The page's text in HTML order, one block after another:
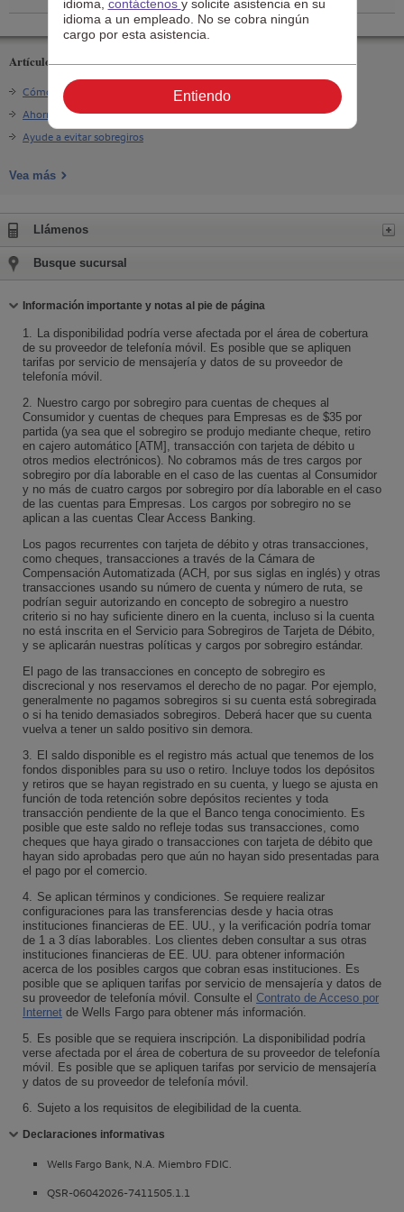
Artículos relacionados
Cómo separar sus ahorros primero
Ahorrar para una emergencia
Ayude a evitar sobregiros
Vea más
Llámenos
Busque sucursal
Información importante y notas al pie de página
1. La disponibilidad podría verse afectada por el área de cobertura
de su proveedor de telefonía móvil. Es posible que se apliquen
tarifas por servicio de mensajería y datos de su proveedor de
telefonía móvil.
2. Nuestro cargo por sobregiro para cuentas de cheques al
Consumidor y cuentas de cheques para Empresas es de $35 por
partida (ya sea que el sobregiro se produjo mediante cheque, retiro
en cajero automático [ATM], transacción con tarjeta de débito u
otros medios electrónicos). No cobramos más de tres cargos por
sobregiro por día laborable en el caso de las cuentas al Consumidor
y no más de cuatro cargos por sobregiro por día laborable en el caso
de las cuentas para Empresas. Los cargos por sobregiro no se
aplican a las cuentas Clear Access Banking.
Los pagos recurrentes con tarjeta de débito y otras transacciones,
como cheques, transacciones a través de la Cámara de
Compensación Automatizada (ACH, por sus siglas en inglés) y otras
transacciones usando su número de cuenta y número de ruta, se
podrían seguir autorizando en concepto de sobregiro a nuestro
criterio si no hay suficiente dinero en la cuenta, incluso si la cuenta
no está inscrita en el Servicio para Sobregiros de Tarjeta de Débito,
y se aplicarán nuestras políticas y cargos por sobregiro estándar.
El pago de las transacciones en concepto de sobregiro es
discrecional y nos reservamos el derecho de no pagar. Por ejemplo,
generalmente no pagamos sobregiros si su cuenta está sobregirada
o si ha tenido demasiados sobregiros. Deberá hacer que su cuenta
vuelva a tener un saldo positivo sin demora.
3. El saldo disponible es el registro más actual que tenemos de los
fondos disponibles para su uso o retiro. Incluye todos los depósitos
y retiros que se hayan registrado en su cuenta, y luego se ajusta en
función de toda retención sobre depósitos recientes y toda
transacción pendiente de la que el Banco tenga conocimiento. Es
posible que este saldo no refleje todas sus transacciones, como
cheques que haya girado o transacciones con tarjeta de débito que
hayan sido aprobadas pero que aún no hayan sido presentadas para
el pago por el comercio.
4. Se aplican términos y condiciones. Se requiere realizar
configuraciones para las transferencias desde y hacia otras
instituciones financieras de EE. UU., y la verificación podría tomar
de 1 a 3 días laborables. Los clientes deben consultar a sus otras
instituciones financieras de EE. UU. para obtener información
acerca de los posibles cargos que cobran esas instituciones. Es
posible que se apliquen tarifas por servicio de mensajería y datos de
su proveedor de telefonía móvil. Consulte el Contrato de Acceso por
Internet de Wells Fargo para obtener más información.
5. Es posible que se requiera inscripción. La disponibilidad podría
verse afectada por el área de cobertura de su proveedor de telefonía
móvil. Es posible que se apliquen tarifas por servicio de mensajería
y datos de su proveedor de telefonía móvil.
6. Sujeto a los requisitos de elegibilidad de la cuenta.
Declaraciones informativas
Wells Fargo Bank, N.A. Miembro FDIC.
QSR-06042026-7411505.1.1
idioma, contáctenos y solicite asistencia en su
idioma a un empleado. No se cobra ningún
cargo por esta asistencia.
Entiendo